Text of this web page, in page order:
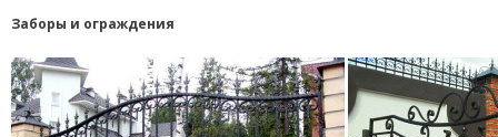
Заборы и ограждения